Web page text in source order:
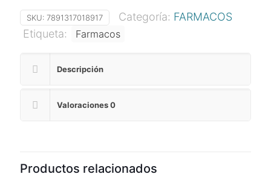
SKU: 7891317018917 Categoría: FARMACOS
Etiqueta:
Farmacos
Descripción
Valoraciones0
Productos relacionados